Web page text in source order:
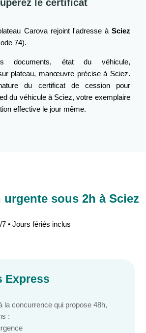
le certificat
Carova rejoint l'adresse à Sciez
74).
documents, état du véhicule,
plateau, manœuvre précise à Sciez.
du certificat de cession pour
du véhicule à Sciez, votre exemplaire
effective le jour même.
sous 2h à Sciez
• Jours fériés inclus
Express
la concurrence qui propose 48h,
: